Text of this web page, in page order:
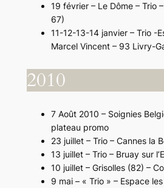
19 février – Le Dôme – Trio
67)
11-12-13-14 janvier – Trio -
Marcel Vincent – 93 Livry-
2010
7 Août 2010 – Soignies
plateau promo
23 juillet – Trio – Cannes la
13 juillet – Trio – Bruay sur
10 juillet – Grisolles (82) –
9 mai – « Trio » – Espace